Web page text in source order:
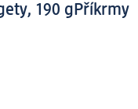
190 gPříkrmy